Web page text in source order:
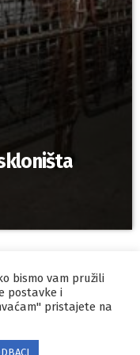
bismo vam pružili
postavke i
pristajete na